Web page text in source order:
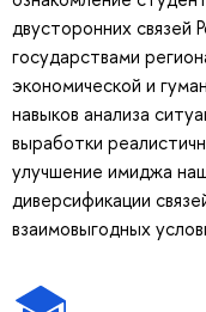
двусторонних связей
государствами
экономической и
навыков анализа
выработки
улучшение имиджа
диверсификации
взаимовыгодных